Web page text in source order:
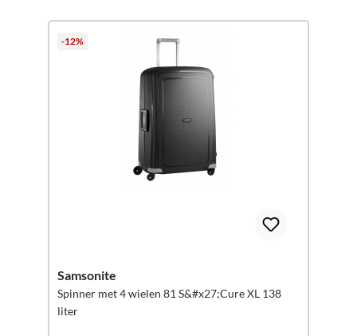
-12%
Samsonite
Spinner met 4 wielen 81 S&#x27;Cure XL 138
liter